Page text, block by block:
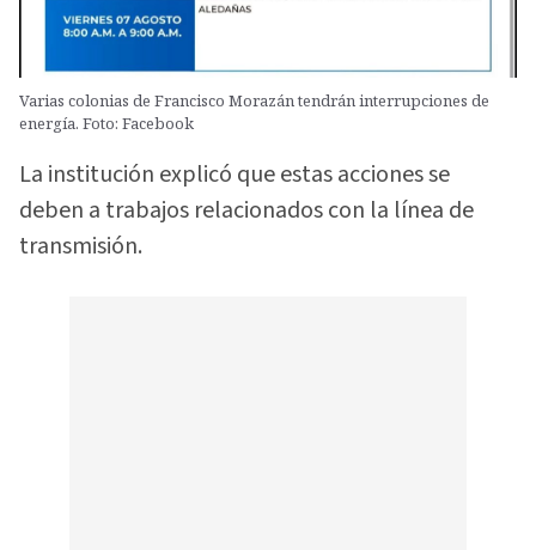
Varias colonias de Francisco Morazán tendrán interrupciones de
energía. Foto: Facebook
La institución explicó que estas acciones se
deben a trabajos relacionados con la línea de
transmisión.